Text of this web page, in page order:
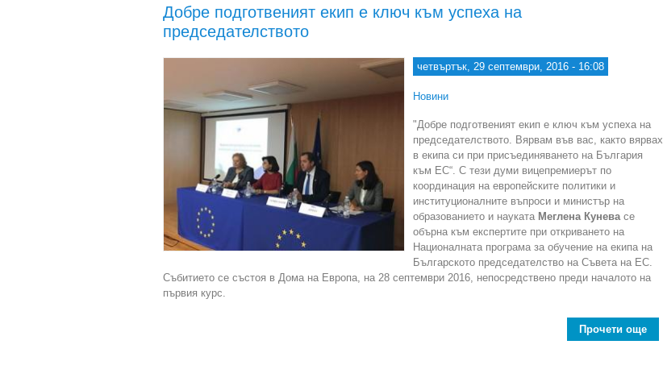
Добре подготвеният екип е ключ към успеха на
председателството
четвъртък, 29 септември, 2016 - 16:08
Новини
"Добре подготвеният екип е ключ към успеха на
председателството. Вярвам във вас, както вярвах
в екипа си при присъединяването на България
към ЕС“. С тези думи вицепремиерът по
координация на европейските политики и
институционалните въпроси и министър на
образованието и науката Меглена Куневасе
обърна към експертите при откриването на
Националната програма за обучение на екипа на
Българското председателство на Съвета на ЕС.
Събитието се състоя в Дома на Европа, на 28 септември 2016, непосредствено преди началото на
първия курс.
Прочети още